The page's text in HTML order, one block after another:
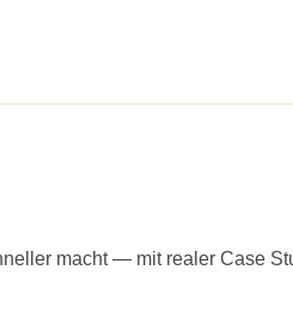
macht — mit realer Case